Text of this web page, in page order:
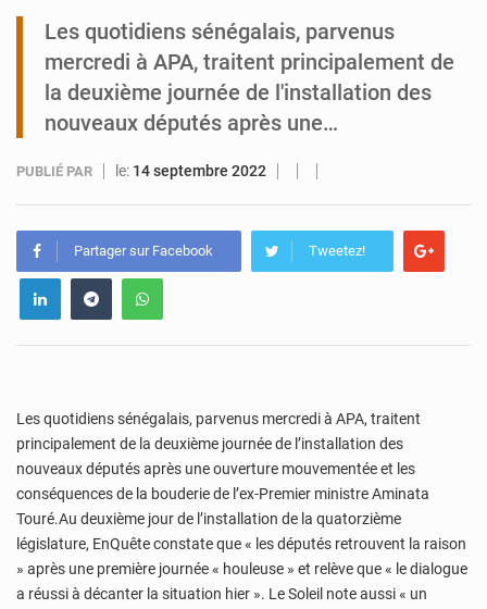
Les quotidiens sénégalais, parvenus
mercredi à APA, traitent principalement de
la deuxième journée de l'installation des
nouveaux députés après une…
PUBLIÉ PAR le: 14 septembre 2022
Partager sur Facebook Tweetez!
Les quotidiens sénégalais, parvenus mercredi à APA, traitent
principalement de la deuxième journée de l’installation des
nouveaux députés après une ouverture mouvementée et les
conséquences de la bouderie de l’ex-Premier ministre Aminata
Touré.Au deuxième jour de l’installation de la quatorzième
législature, EnQuête constate que « les députés retrouvent la raison
» après une première journée « houleuse » et relève que « le dialogue
a réussi à décanter la situation hier ». Le Soleil note aussi « un